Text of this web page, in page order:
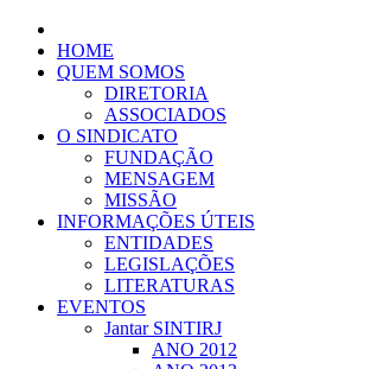
HOME
QUEM SOMOS
DIRETORIA
ASSOCIADOS
O SINDICATO
FUNDAÇÃO
MENSAGEM
MISSÃO
INFORMAÇÕES ÚTEIS
ENTIDADES
LEGISLAÇÕES
LITERATURAS
EVENTOS
Jantar SINTIRJ
ANO 2012